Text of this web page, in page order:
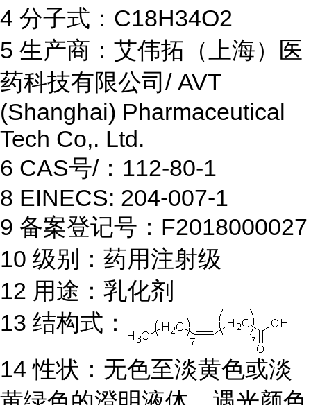
4 分子式：C18H34O2
5 生产商：艾伟拓（上海）医
药科技有限公司/ AVT
(Shanghai) Pharmaceutical
Tech Co,. Ltd.
6 CAS号/：112-80-1
8 EINECS: 204-007-1
9 备案登记号：F2018000027
10 级别：药用注射级
12 用途：乳化剂
13 结构式：
14 性状：无色至淡黄色或淡